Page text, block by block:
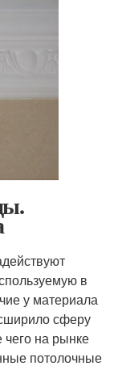
в
у материала
сферу
чего на рынке
потолочные